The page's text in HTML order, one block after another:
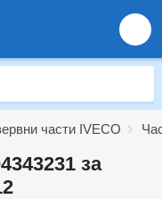
части IVECO
за